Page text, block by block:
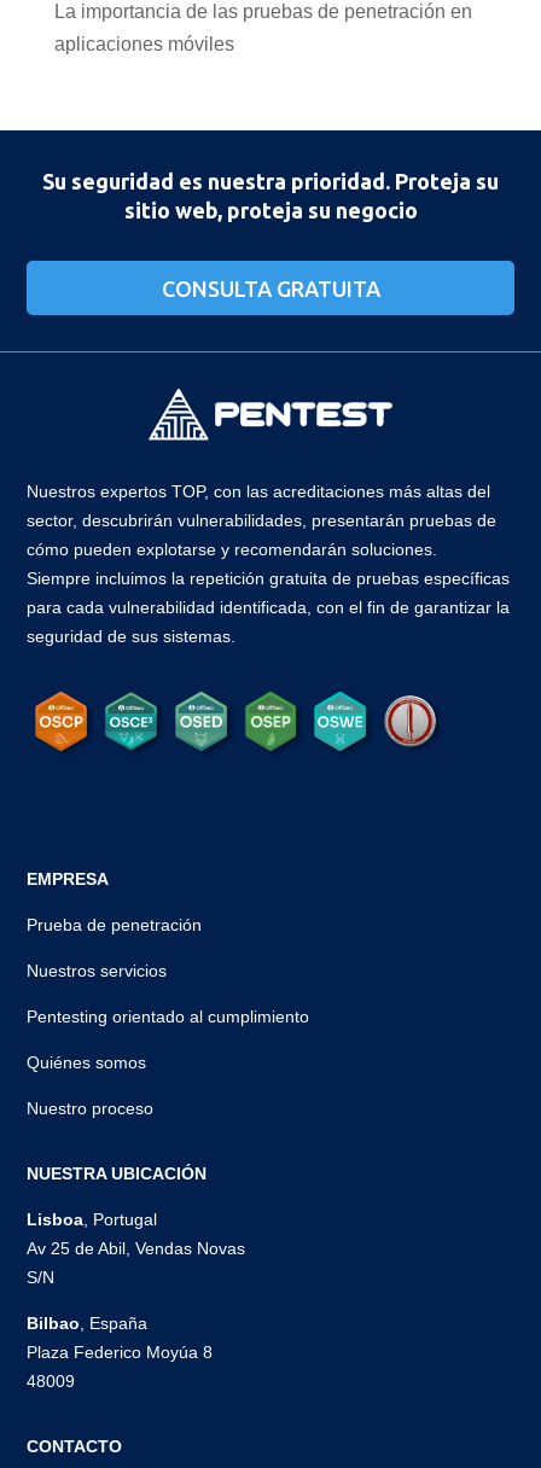
La importancia de las pruebas de penetración en
aplicaciones móviles
Su seguridad es nuestra prioridad. Proteja su
sitio web, proteja su negocio
CONSULTA GRATUITA
Nuestros expertos TOP, con las acreditaciones más altas del
sector, descubrirán vulnerabilidades, presentarán pruebas de
cómo pueden explotarse y recomendarán soluciones.
Siempre incluimos la repetición gratuita de pruebas específicas
para cada vulnerabilidad identificada, con el fin de garantizar la
seguridad de sus sistemas.
EMPRESA
Prueba de penetración
Nuestros servicios
Pentesting orientado al cumplimiento
Quiénes somos
Nuestro proceso
NUESTRA UBICACIÓN
Lisboa , Portugal
Av 25 de Abil, Vendas Novas
S/N
Bilbao , España
Plaza Federico Moyúa 8
48009
CONTACTO